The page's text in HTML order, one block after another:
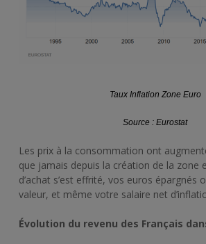
Taux Inflation Zone Euro
Source : Eurostat
Les prix à la consommation ont
que jamais depuis la création de la zone
d’achat s’est effrité, vos euros épargnés
valeur, et même votre salaire net
Évolution du revenu des Français